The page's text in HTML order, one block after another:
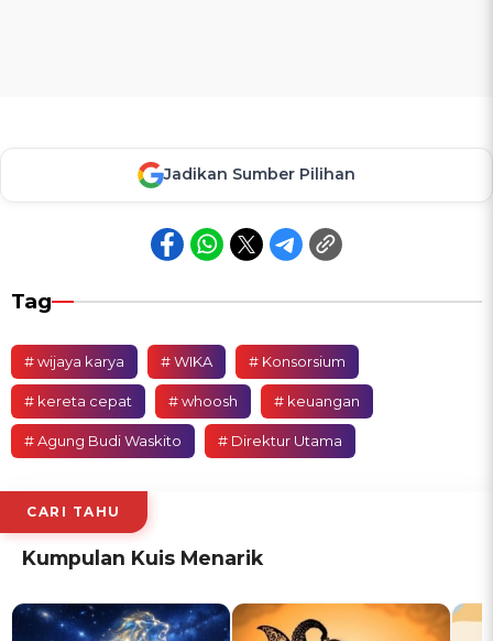
Jadikan Sumber Pilihan
Tag
# wijaya karya # WIKA # Konsorsium
# kereta cepat # whoosh # keuangan
# Agung Budi Waskito # Direktur Utama
CARI TAHU
Kumpulan Kuis Menarik